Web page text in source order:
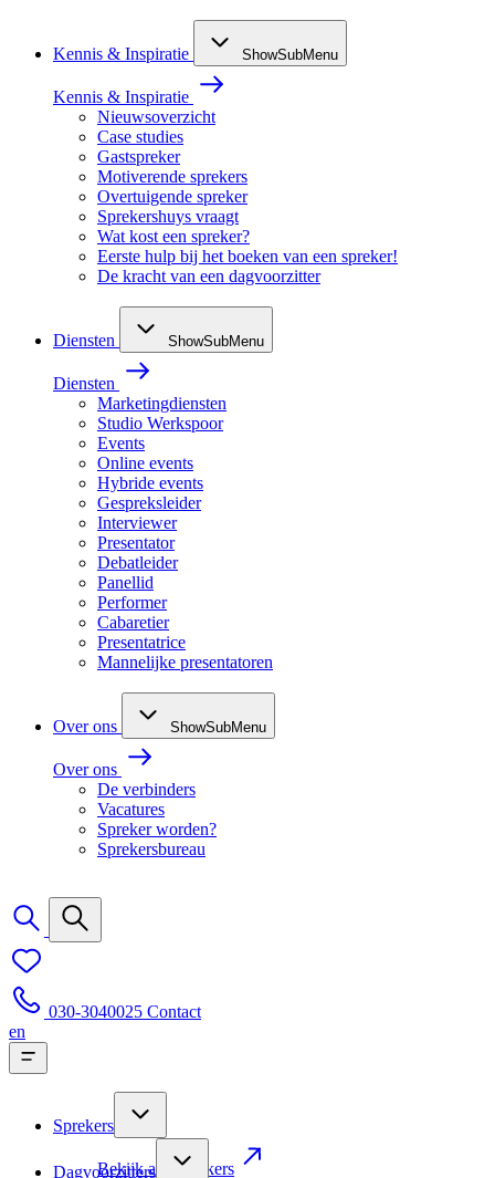
Kennis & Inspiratie ShowSubMenu
Kennis & Inspiratie
Nieuwsoverzicht
Case studies
Gastspreker
Motiverende sprekers
Overtuigende spreker
Sprekershuys vraagt
Wat kost een spreker?
Eerste hulp bij het boeken van een spreker!
De kracht van een dagvoorzitter
Diensten ShowSubMenu
Diensten
Marketingdiensten
Studio Werkspoor
Events
Online events
Hybride events
Gespreksleider
Interviewer
Presentator
Debatleider
Panellid
Performer
Cabaretier
Presentatrice
Mannelijke presentatoren
Over ons ShowSubMenu
Over ons
De verbinders
Vacatures
Spreker worden?
Sprekersbureau
030-3040025 Contact
en
Sprekers
Bekijk alle sprekers
Dagvoorzitters